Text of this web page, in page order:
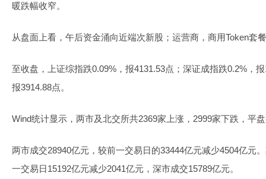
暖跌幅收窄。
从盘面上看，午后资金涌向近端次新股；运营商，商用Token套
至收盘，上证综指跌0.09%，报4131.53点；深证成指跌0.2%，
报3914.88点。
Wind统计显示，两市及北交所共2369家上涨，2999家下跌，平
两市成交28940亿元，较前一交易日的33444亿元减少4504亿元
一交易日15192亿元减少2041亿元，深市成交15789亿元。